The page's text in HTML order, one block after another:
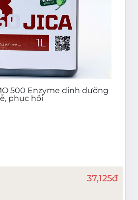
500 Enzyme dinh dưỡng
phục hồi
37,125đ